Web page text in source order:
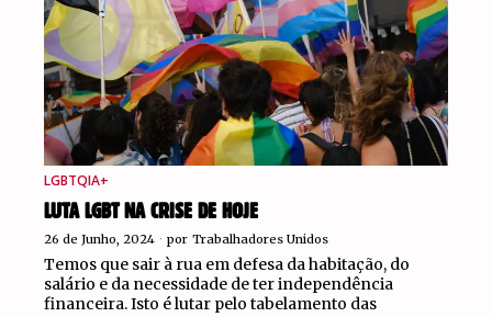
LGBTQIA+
LUTA LGBT NA CRISE DE HOJE
26 de Junho, 2024 por Trabalhadores Unidos
Temos que sair à rua em defesa da habitação, do
salário e da necessidade de ter independência
financeira. Isto é lutar pelo tabelamento das